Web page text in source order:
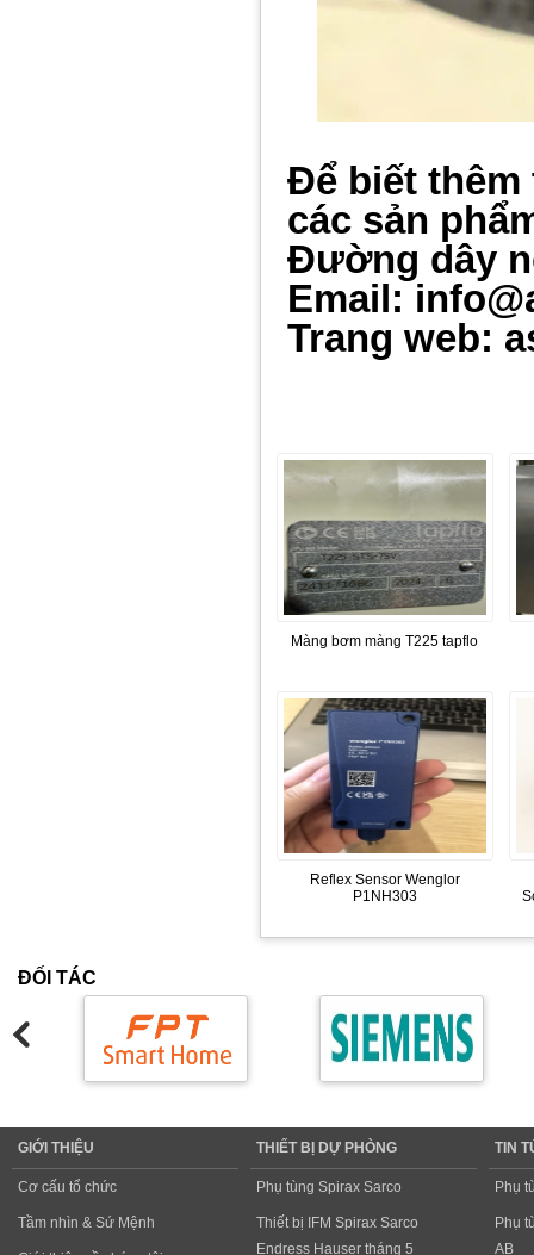
Để biết thêm
các sản
Đường dây
Email:
Trang web:
Màng bơm màng T225 tapflo
Reflex Sensor Wenglor
P1NH303
ĐỐI TÁC
GIỚI THIỆU
Cơ cấu tổ chức
Tầm nhìn & Sứ Mệnh
THIẾT BỊ DỰ PHÒNG
Phụ tùng Spirax Sarco
Thiết bị IFM Spirax Sarco
Endress Hauser tháng 5
TIN
Phụ
Phụ
AB